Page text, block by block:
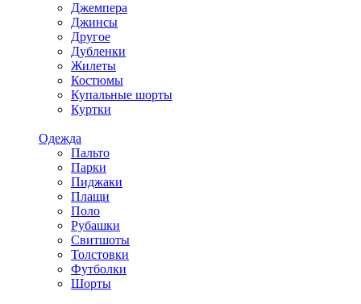
Джемпера
Джинсы
Другое
Дубленки
Жилеты
Костюмы
Купальные шорты
Куртки
Одежда
Пальто
Парки
Пиджаки
Плащи
Поло
Рубашки
Свитшоты
Толстовки
Футболки
Шорты